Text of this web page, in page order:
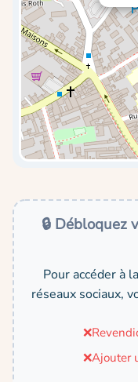
🔒 Débloquez
Pour accéder à
réseaux sociaux,
❌
❌Ajouter